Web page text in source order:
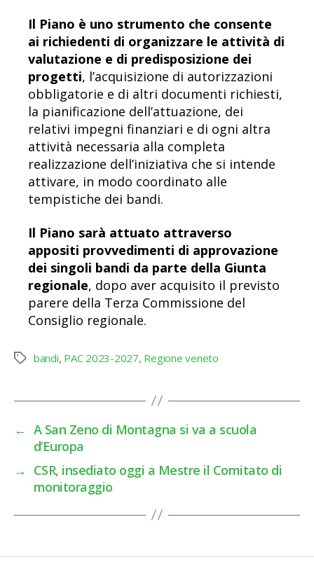
Il Piano è uno strumento che consente
ai richiedenti di organizzare le attività di
valutazione e di predisposizione dei
progetti, l’acquisizione di autorizzazioni
obbligatorie e di altri documenti richiesti,
la pianificazione dell’attuazione, dei
relativi impegni finanziari e di ogni altra
attività necessaria alla completa
realizzazione dell’iniziativa che si intende
attivare, in modo coordinato alle
tempistiche dei bandi.
Il Piano sarà attuato attraverso
appositi provvedimenti di approvazione
dei singoli bandi da parte della Giunta
regionale, dopo aver acquisito il previsto
parere della Terza Commissione del
Consiglio regionale.
Tag bandi, PAC 2023-2027, Regione veneto
← A San Zeno di Montagna si va a scuola
d’Europa
→ CSR, insediato oggi a Mestre il Comitato di
monitoraggio